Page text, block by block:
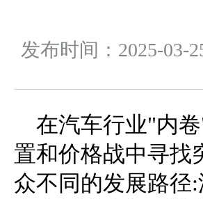
发布时间：2025-
在汽车行业"内
置和价格战中寻找
众不同的发展路径